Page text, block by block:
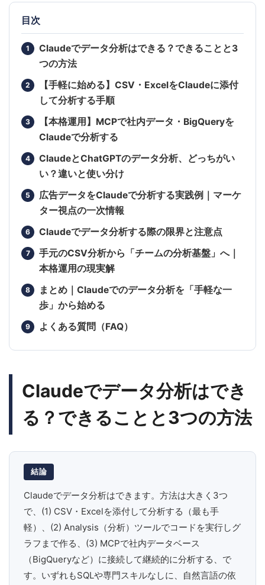
目次
Claudeでデータ分析はできる？できることと3
つの方法
【手軽に始める】CSV・ExcelをClaudeに添付
して分析する手順
【本格運用】MCPで社内データ・BigQueryを
Claudeで分析する
ClaudeとChatGPTのデータ分析、どっちがい
い？違いと使い分け
広告データをClaudeで分析する実践例｜マーケ
ター視点の一次情報
Claudeでデータ分析する際の限界と注意点
手元のCSV分析から「チームの分析基盤」へ｜
本格運用の現実解
まとめ｜Claudeでのデータ分析を「手軽な一
歩」から始める
よくある質問（FAQ）
Claudeでデータ分析はでき
る？できることと3つの方法
結論
Claudeでデータ分析はできます。方法は大きく3つ
で、(1) CSV・Excelを添付して分析する（最も手
軽）、(2) Analysis（分析）ツールでコードを実行しグ
ラフまで作る、(3) MCPで社内データベース
（BigQueryなど）に接続して継続的に分析する、で
す。いずれもSQLや専門スキルなしに、自然言語の依